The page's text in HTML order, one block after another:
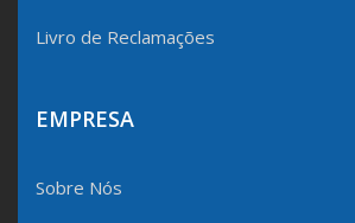
Livro de Reclamações
EMPRESA
Sobre Nós